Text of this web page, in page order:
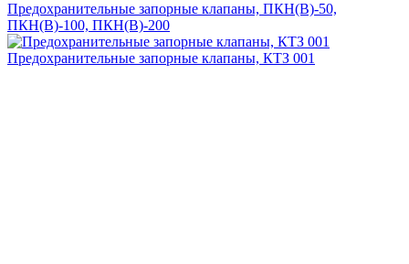
Предохранительные запорные клапаны, ПКН(В)-50,
ПКН(В)-100, ПКН(В)-200
Предохранительные запорные клапаны, КТЗ 001